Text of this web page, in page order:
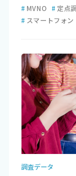
# MVNO # 定点
# スマートフォン
調査データ